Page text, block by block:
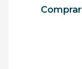
Comprar